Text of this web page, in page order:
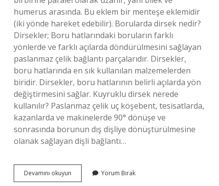
humerus arasında. Bu eklem bir menteşe eklemidir
(iki yönde hareket edebilir). Borularda dirsek nedir?
Dirsekler; Boru hatlarındaki boruların farklı
yönlerde ve farklı açılarda döndürülmesini sağlayan
paslanmaz çelik bağlantı parçalarıdır. Dirsekler,
boru hatlarında en sık kullanılan malzemelerden
biridir. Dirsekler, boru hatlarının belirli açılarda yön
değiştirmesini sağlar. Kuyruklu dirsek nerede
kullanılır? Paslanmaz çelik uç köşebent, tesisatlarda,
kazanlarda ve makinelerde 90° dönüşe ve
sonrasında borunun dış dişliye dönüştürülmesine
olanak sağlayan dişli bağlantı…
Devamını okuyun
Nerelerde
Yorum Bırak